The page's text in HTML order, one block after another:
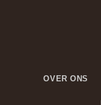
OVER ONS